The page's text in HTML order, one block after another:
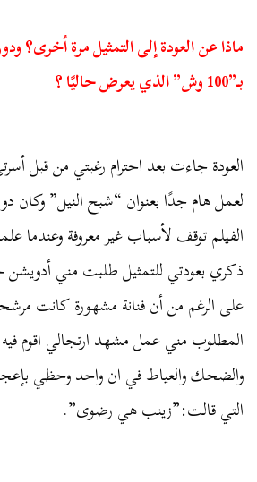
ماذا عن العودة إلى التمثيل مرة
بـ”100 وش” الذي يعرض حاليًا ؟
العودة جاءت بعد احترام رغبتي من قبل
لعمل هام جدًا بعنوان “شبح النيل” وكان
الفيلم توقف لأسباب غير معروفة وعندما
ذكري بعودتي للتمثيل طلبت مني
على الرغم من أن فنانة مشهورة كانت
المطلوب مني عمل مشهد ارتجالي اقوم
والضحك والعياط في ان واحد وحظي
التي قالت:”زينب هي رضوى”.